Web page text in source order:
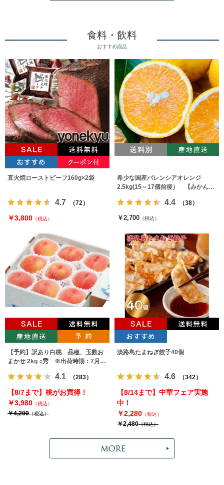
食料・飲料
おすすめ商品
直火焼ローストビーフ160g×2袋
4.7 （72）
￥3,800 （税込）
希少な国産バレンシアオレンジ
2.5kg(15～17個前後） 【みかんの
4.4 （38）
￥2,700 （税込）
【予約】訳あり白桃 品種、玉数お
まかせ 2kg ○秀 ※出荷時期：7月下
4.1 （283）
【8/7まで】桃がお買得！
￥3,980 （税込）
￥4,200（税込）
淡路島たまねぎ餃子40個
4.6 （342）
【8/14まで】中華フェア実施
中！
￥2,280 （税込）
￥2,480（税込）